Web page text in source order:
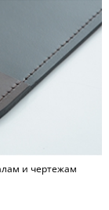
и чертежам